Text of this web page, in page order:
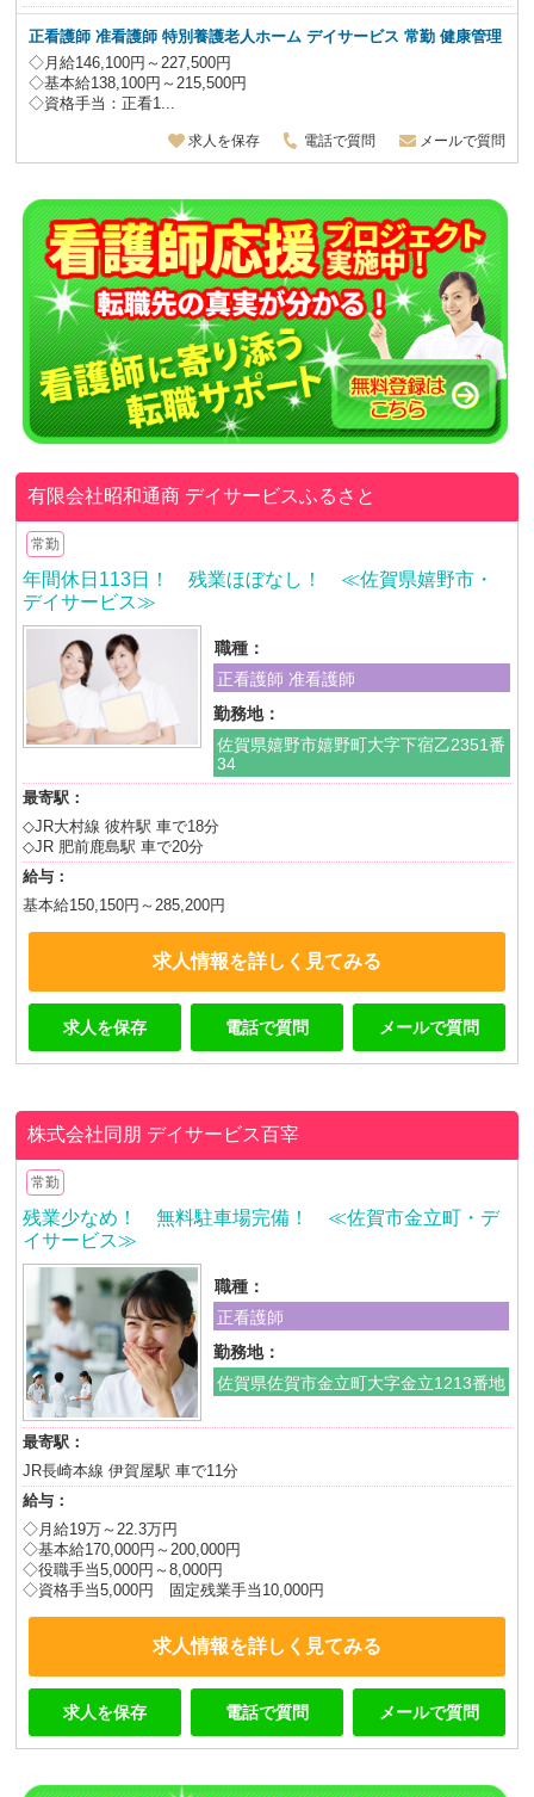
正看護師 准看護師 特別養護老人ホーム デイサービス常勤 健康管理
◇月給146,100円～227,500円
◇基本給138,100円～215,500円
◇資格手当：正看1...
求人を保存 電話で質問 メールで質問
有限会社昭和通商 デイサービスふるさと
常勤
年間休日113日！ 残業ほぼなし！ ≪佐賀県嬉野市・
デイサービス≫
職種：
正看護師 准看護師
勤務地：
佐賀県嬉野市嬉野町大字下宿乙2351番
34
最寄駅：
◇JR大村線 彼杵駅 車で18分
◇JR 肥前鹿島駅 車で20分
給与：
基本給150,150円～285,200円
求人情報を詳しく見てみる
求人を保存 電話で質問 メールで質問
株式会社同朋 デイサービス百宰
常勤
残業少なめ！ 無料駐車場完備！ ≪佐賀市金立町・デ
イサービス≫
職種：
正看護師
勤務地：
佐賀県佐賀市金立町大字金立1213番地
最寄駅：
JR長崎本線 伊賀屋駅 車で11分
給与：
◇月給19万～22.3万円
◇基本給170,000円～200,000円
◇役職手当5,000円～8,000円
◇資格手当5,000円 固定残業手当10,000円
求人情報を詳しく見てみる
求人を保存 電話で質問 メールで質問